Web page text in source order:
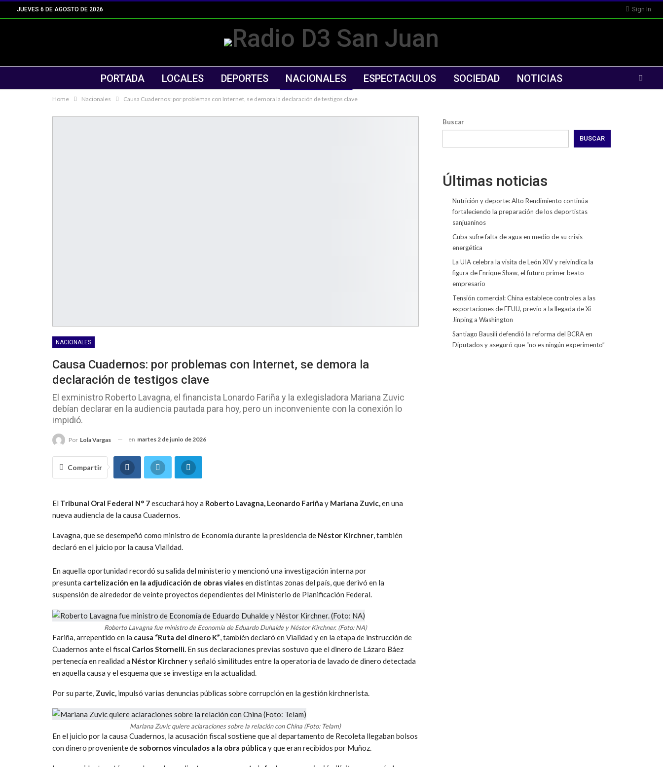
Sign In
JUEVES 6 DE AGOSTO DE 2026
PORTADA LOCALES DEPORTES NACIONALES ESPECTACULOS SOCIEDAD NOTICIAS
Home Nacionales Causa Cuadernos: por problemas con Internet, se demora la declaración de testigos clave
NACIONALES
Causa Cuadernos: por problemas con Internet, se demora la
declaración de testigos clave
El exministro Roberto Lavagna, el financista Lonardo Fariña y la exlegisladora Mariana Zuvic
debían declarar en la audiencia pautada para hoy, pero un inconveniente con la conexión lo
impidió.
Por Lola Vargas en martes 2 de junio de 2026
Compartir
El Tribunal Oral Federal N° 7escuchará hoy a Roberto Lavagna, Leonardo Fariña y Mariana Zuvic,en una
nueva audiencia de la causa Cuadernos.
Lavagna, que se desempeñó como ministro de Economía durante la presidencia de Néstor Kirchner, también
declaró en el juicio por la causa Vialidad.
En aquella oportunidad recordó su salida del ministerio y mencionó una investigación interna por
presunta cartelización en la adjudicación de obras vialesen distintas zonas del país, que derivó en la
suspensión de alrededor de veinte proyectos dependientes del Ministerio de Planificación Federal.
Roberto Lavagna fue ministro de Economía de Eduardo Duhalde y Néstor Kirchner. (Foto: NA)
Fariña, arrepentido en la causa “Ruta del dinero K”, también declaró en Vialidad y en la etapa de instrucción de
Cuadernos ante el fiscal Carlos Stornelli. En sus declaraciones previas sostuvo que el dinero de Lázaro Báez
pertenecía en realidad a Néstor Kirchnery señaló similitudes entre la operatoria de lavado de dinero detectada
en aquella causa y el esquema que se investiga en la actualidad.
Por su parte, Zuvic, impulsó varias denuncias públicas sobre corrupción en la gestión kirchnerista.
Mariana Zuvic quiere aclaraciones sobre la relación con China (Foto: Telam)
En el juicio por la causa Cuadernos, la acusación fiscal sostiene que al departamento de Recoleta llegaban bolsos
con dinero proveniente de sobornos vinculados a la obra pública y que eran recibidos por Muñoz.
Buscar
BUSCAR
Últimas noticias
Nutrición y deporte: Alto Rendimiento continúa
fortaleciendo la preparación de los deportistas
sanjuaninos
Cuba sufre falta de agua en medio de su crisis
energética
La UIA celebra la visita de León XIV y reivindica la
figura de Enrique Shaw, el futuro primer beato
empresario
Tensión comercial: China establece controles a las
exportaciones de EEUU, previo a la llegada de Xi
Jinping a Washington
Santiago Bausili defendió la reforma del BCRA en
Diputados y aseguró que “no es ningún experimento”